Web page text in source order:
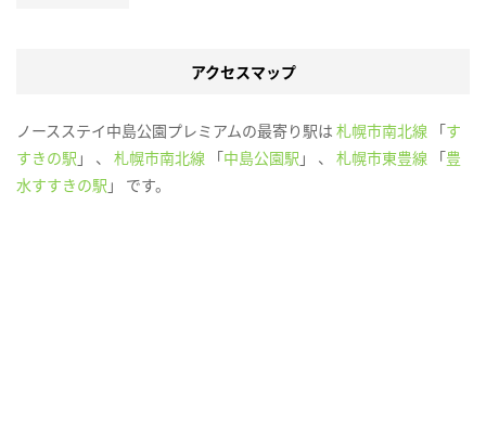
アクセスマップ
ノースステイ中島公園プレミアムの最寄り駅は 札幌市南北線 「す
すきの駅 」 、 札幌市南北線 「中島公園駅 」 、 札幌市東豊線 「豊
水すすきの駅 」 です。